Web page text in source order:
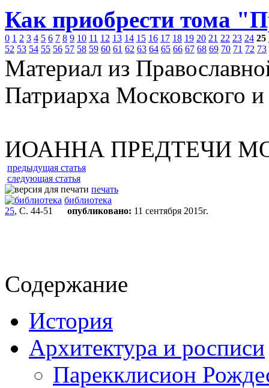
Как приобрести тома
0 1 2 3 4 5 6 7 8 9 10 11 12 13 14 15 16 17 18 19 20 21 22 23 24 25
52 53 54 55 56 57 58 59 60 61 62 63 64 65 66 67 68 69 70 71 72 73
Материал из
Патриарха Московского
ИОАННА ПРЕДТЕЧИ
предыдущая статья
следующая статья
печать
библиотека
25, С. 44-51 опубликовано: 11 сентября 2015г.
Содержание
История
Архитектура и росписи
Парекклисион